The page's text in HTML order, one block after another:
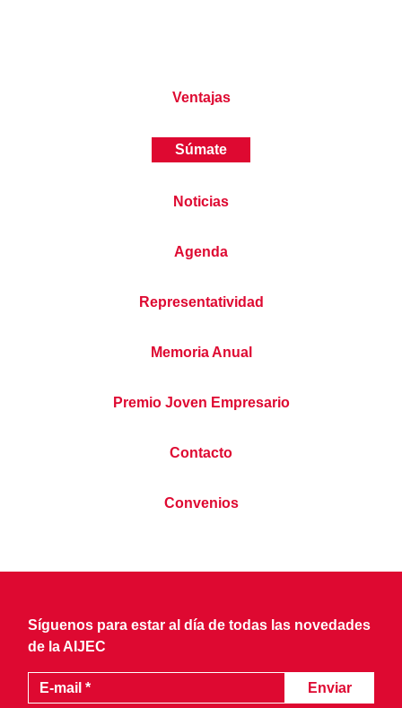
Ventajas
Súmate
Noticias
Agenda
Representatividad
Memoria Anual
Premio Joven Empresario
Contacto
Convenios
Síguenos para estar al día de todas las novedades
de la AIJEC